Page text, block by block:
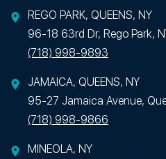
REGO PARK, QUEENS, NY
96-18 63rd Dr, Rego Park,
(718) 998-9893
JAMAICA, QUEENS, NY
95-27 Jamaica Avenue,
(718) 998-9866
MINEOLA, NY